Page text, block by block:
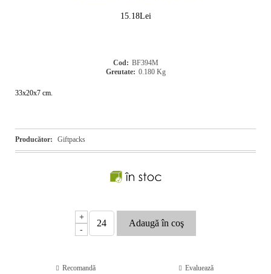
15.18Lei
Cod: BF394M
Greutate: 0.180 Kg
33x20x7 cm.
Producător: Giftpacks
+
-
Recomandă Evaluează